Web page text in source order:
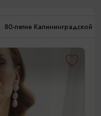
80-летие Калининградской